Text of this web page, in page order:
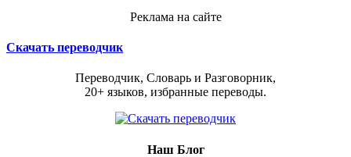
Реклама на сайте
Скачать переводчик
Переводчик, Словарь и Разговорник,
20+ языков, избранные переводы.
Наш Блог